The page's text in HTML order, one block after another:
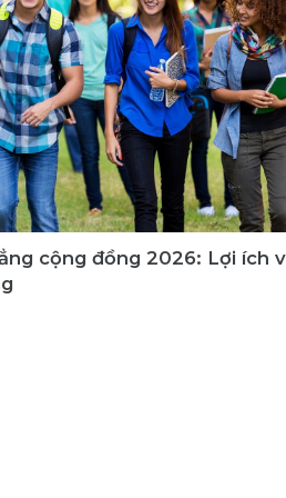
cộng đồng 2026: Lợi ích